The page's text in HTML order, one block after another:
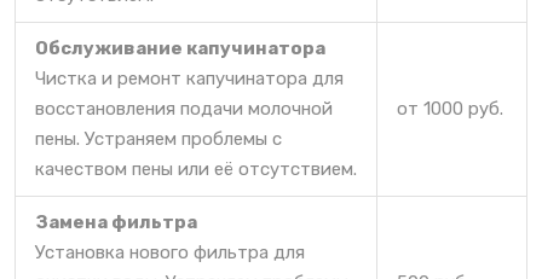
Обслуживание капучинатора
Чистка и ремонт капучинатора для
восстановления подачи молочной
пены. Устраняем проблемы с
качеством пены или её отсутствием.
от 1000 руб.
Замена фильтра
Установка нового фильтра для